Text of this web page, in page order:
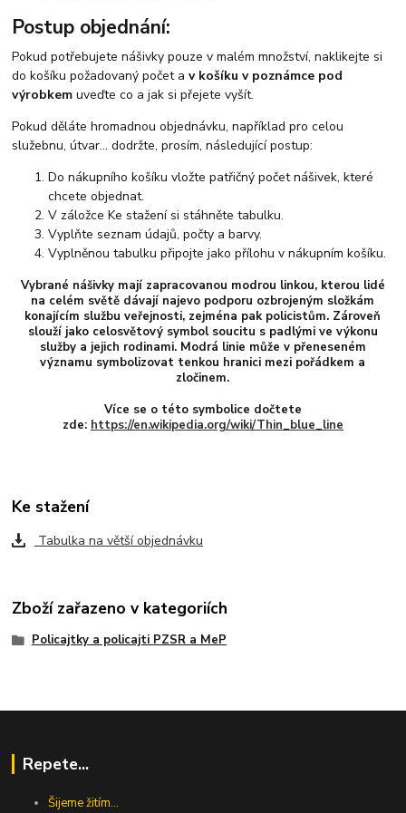
Postup objednání:
Pokud potřebujete nášivky pouze v malém množství, naklikejte si
do košíku požadovaný počet av košíku v poznámce pod
výrobkemuveďte co a jak si přejete vyšít.
Pokud děláte hromadnou objednávku, například pro celou
služebnu, útvar... dodržte, prosím, následující postup:
Do nákupního košíku vložte patřičný počet nášivek, které
chcete objednat.
V záložce Ke stažení si stáhněte tabulku.
Vyplňte seznam údajů, počty a barvy.
Vyplněnou tabulku připojte jako přílohu v nákupním košíku.
Vybrané nášivky mají zapracovanou modrou linkou, kterou lidé
na celém světě dávají najevo podporu ozbrojeným složkám
konajícím službu veřejnosti, zejména pak policistům. Zároveň
slouží jako celosvětový symbol soucitu s padlými ve výkonu
služby a jejich rodinami. Modrá linie může v přeneseném
významu symbolizovat tenkou hranici mezi pořádkem a
zločinem.
Více se o této symbolice dočtete
zde: https://en.wikipedia.org/wiki/Thin_blue_line
Ke stažení
Tabulka na větší objednávku
Zboží zařazeno v kategoriích
Policajtky a policajti PZSR a MeP
Repete...
Šijeme žitím...